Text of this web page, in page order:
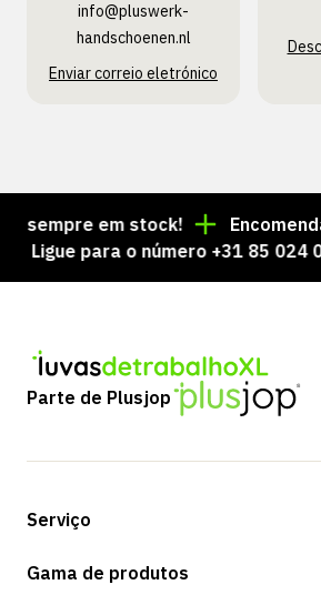
info@pluswerk­
handschoenen.nl
Enviar correio eletrónico
em stock!
Encomendas
para o número +31 85 024
Parte de Plusjop
Serviço
Opções de pagamento
Gama de produtos